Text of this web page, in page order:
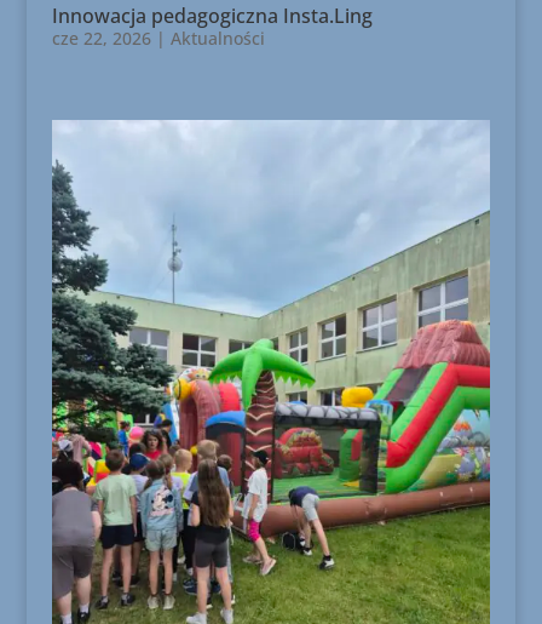
Innowacja pedagogiczna Insta.Ling
cze 22, 2026| Aktualności